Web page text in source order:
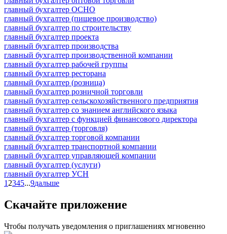
главный бухгалтер ОСНО
главный бухгалтер (пищевое производство)
главный бухгалтер по строительству
главный бухгалтер проекта
главный бухгалтер производства
главный бухгалтер производственной компании
главный бухгалтер рабочей группы
главный бухгалтер ресторана
главный бухгалтер (розница)
главный бухгалтер розничной торговли
главный бухгалтер сельскохозяйственного предприятия
главный бухгалтер со знанием английского языка
главный бухгалтер с функцией финансового директора
главный бухгалтер (торговля)
главный бухгалтер торговой компании
главный бухгалтер транспортной компании
главный бухгалтер управляющей компании
главный бухгалтер (услуги)
главный бухгалтер УСН
1 2345...9дальше
Скачайте приложение
Чтобы получать уведомления о приглашениях мгновенно